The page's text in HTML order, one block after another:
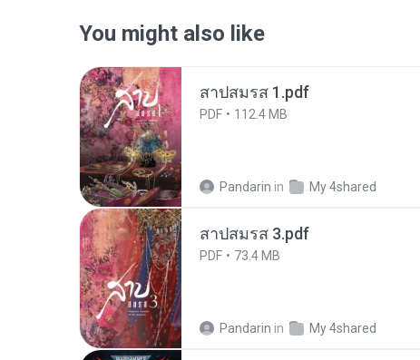
You might also like
สาปสมรส 1.pdf
PDF 112.4 MB
Pandarin in My 4shared
สาปสมรส 3.pdf
PDF 73.4 MB
Pandarin in My 4shared